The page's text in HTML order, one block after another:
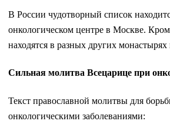
В России чудотворный список
онкологическом центре в Москве.
находятся в разных других монастырях
Сильная молитва Всецарице при
Текст православной молитвы для
онкологическими заболеваниями: